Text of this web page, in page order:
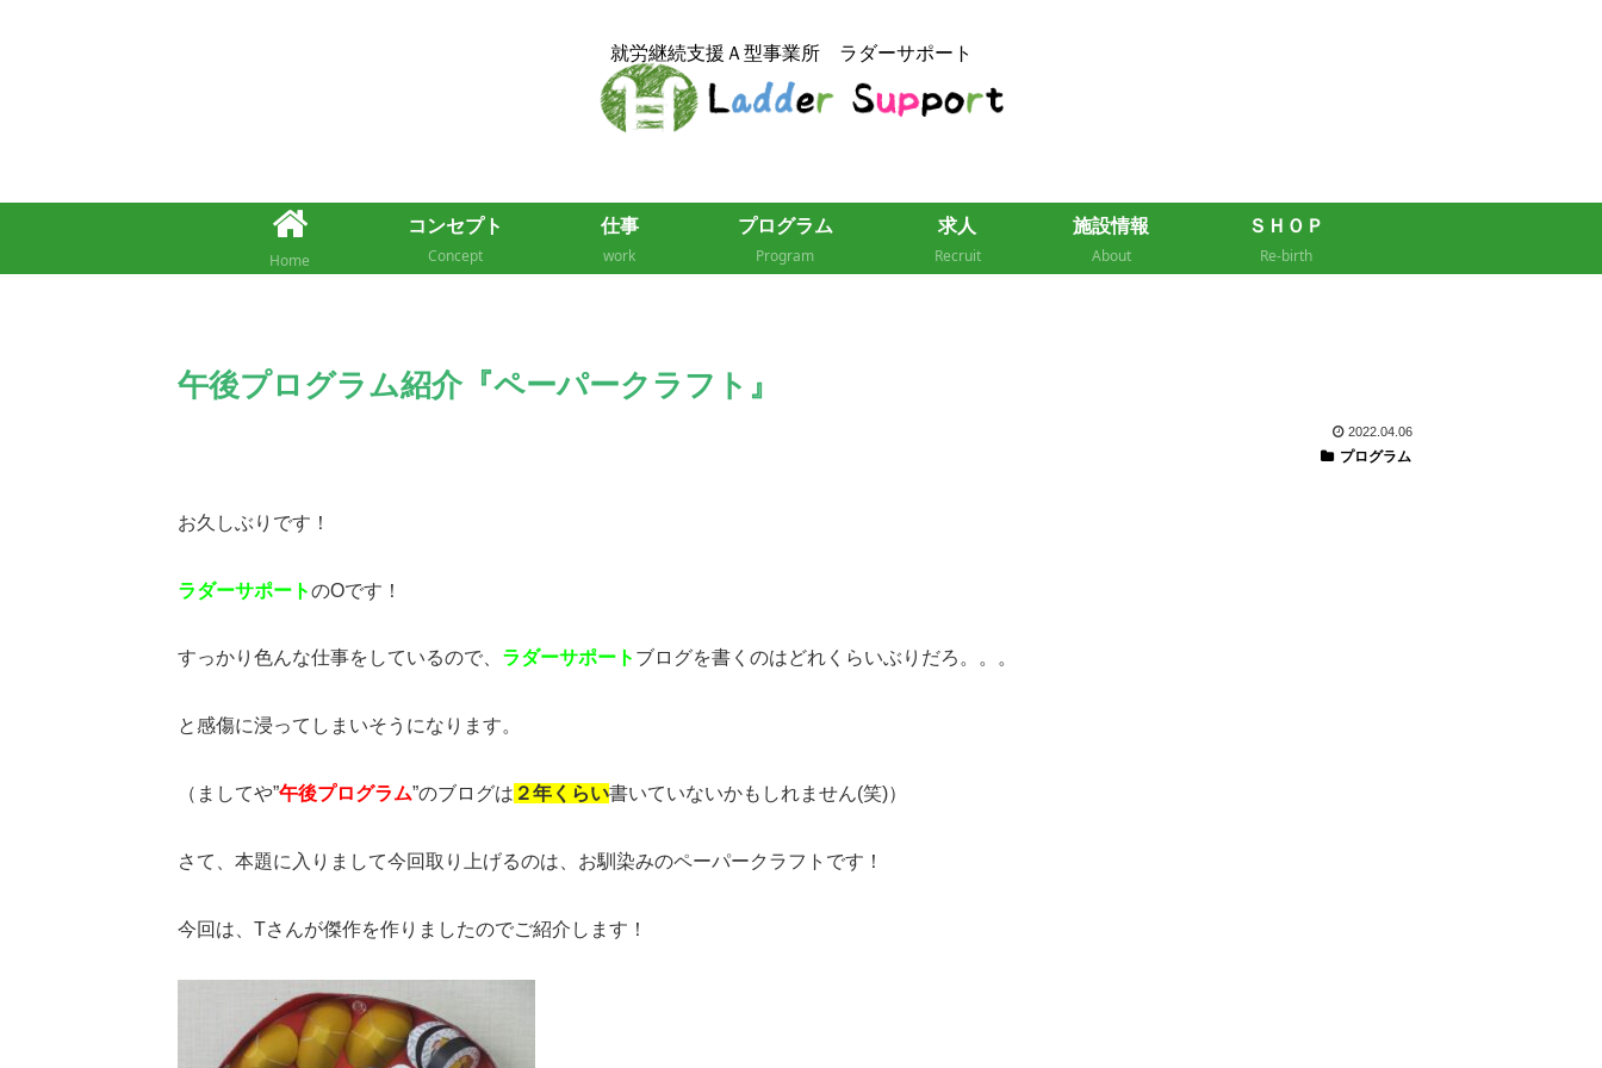
Home
コンセプト
Concept
仕事
work
プログラム
Program
求人
Recruit
施設情報
About
ＳＨＯＰ
Re-birth
午後プログラム紹介『ペーパークラフト』
2022.04.06
プログラム
お久しぶりです！
ラダーサポートのOです！
すっかり色んな仕事をしているので、 ラダーサポート ブログを書くのはどれくらいぶりだろ。。。
と感傷に浸ってしまいそうになります。
（ましてや”午後プログラム”のブログは ２年くらい書いていないかもしれません(笑)）
さて、本題に入りまして今回取り上げるのは、お馴染みのペーパークラフトです！
今回は、Tさんが傑作を作りましたのでご紹介します！